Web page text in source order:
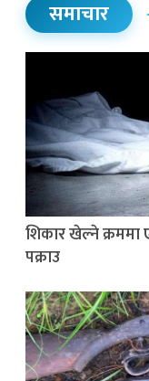
समाचार
शिकार खेल्ने
पक्राउ